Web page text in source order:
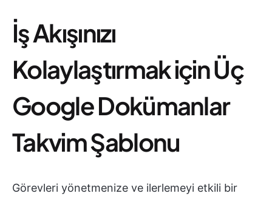
İş Akışınızı
Kolaylaştırmak için Üç
Google Dokümanlar
Takvim Şablonu
Görevleri yönetmenize ve ilerlemeyi etkili bir